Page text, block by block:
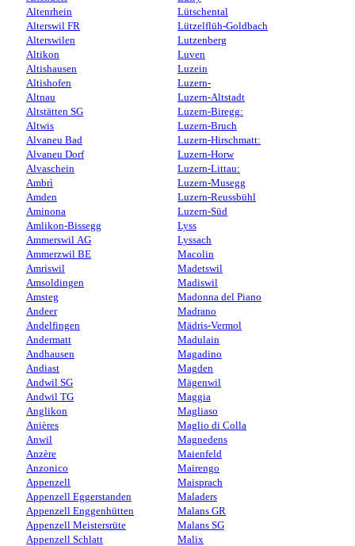
Altenrhein
Alterswil FR
Alterswilen
Altikon
Altishausen
Altishofen
Altnau
Altstätten SG
Altwis
Alvaneu Bad
Alvaneu Dorf
Alvaschein
Ambrì
Amden
Aminona
Amlikon-Bissegg
Ammerswil AG
Ammerzwil BE
Amriswil
Amsoldingen
Amsteg
Andeer
Andelfingen
Andermatt
Andhausen
Andiast
Andwil SG
Andwil TG
Anglikon
Anières
Anwil
Anzère
Anzonico
Appenzell
Appenzell Eggerstanden
Appenzell Enggenhütten
Appenzell Meistersrüte
Appenzell Schlatt
Lütschental
Lützelflüh-Goldbach
Lutzenberg
Luven
Luzein
Luzern-
Luzern-Altstadt
Luzern-Biregg:
Luzern-Bruch
Luzern-Hirschmatt:
Luzern-Horw
Luzern-Littau:
Luzern-Musegg
Luzern-Reussbühl
Luzern-Süd
Lyss
Lyssach
Macolin
Madetswil
Madiswil
Madonna del Piano
Madrano
Mädris-Vermol
Madulain
Magadino
Magden
Mägenwil
Maggia
Magliaso
Maglio di Colla
Magnedens
Maienfeld
Mairengo
Maisprach
Maladers
Malans GR
Malans SG
Malix